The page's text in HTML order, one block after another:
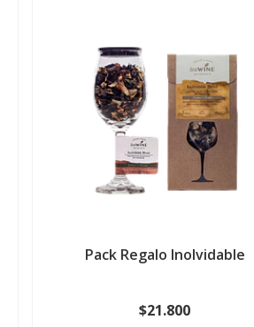
Pack Regalo Inolvidable
$21.800